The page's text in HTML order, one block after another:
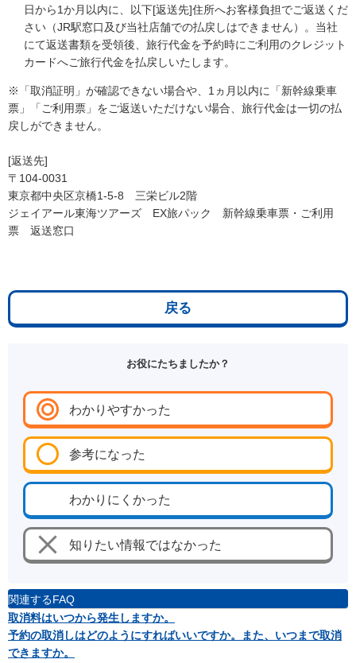
日から1か月以内に、以下[返送先]住所へお客様負担でご返送くだ
さい（JR駅窓口及び当社店舗での払戻しはできません）。当社
にて返送書類を受領後、旅行代金を予約時にご利用のクレジット
カードへご旅行代金を払戻しいたします。
※「取消証明」が確認できない場合や、1ヵ月以内に「新幹線乗車
票」「ご利用票」をご返送いただけない場合、旅行代金は一切の払
戻しができません。
[返送先]
〒104-0031
東京都中央区京橋1-5-8 三栄ビル2階
ジェイアール東海ツアーズ EX旅パック 新幹線乗車票・ご利用
票 返送窓口
戻る
お役にたちましたか？
わかりやすかった
参考になった
わかりにくかった
知りたい情報ではなかった
関連するFAQ
取消料はいつから発生しますか。
予約の取消しはどのようにすればいいですか。また、いつまで取消
できますか。